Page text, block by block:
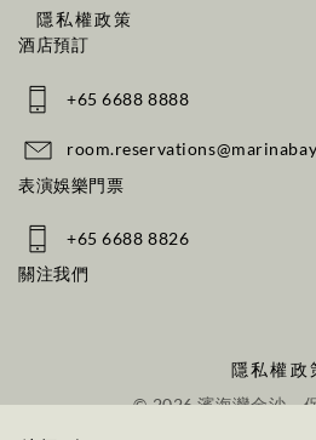
隱私權政策
酒店預訂
+65 6688 8888
表演娛樂門票
+65 6688 8826
關注我們
隱私權政
© 2026 濱海灣金沙。